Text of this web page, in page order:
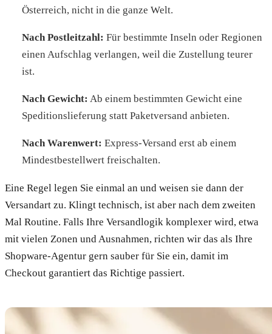
Österreich, nicht in die ganze Welt.
Nach Postleitzahl: Für bestimmte Inseln oder Regionen
einen Aufschlag verlangen, weil die Zustellung teurer
ist.
Nach Gewicht: Ab einem bestimmten Gewicht eine
Speditionslieferung statt Paketversand anbieten.
Nach Warenwert: Express-Versand erst ab einem
Mindestbestellwert freischalten.
Eine Regel legen Sie einmal an und weisen sie dann der
Versandart zu. Klingt technisch, ist aber nach dem zweiten
Mal Routine. Falls Ihre Versandlogik komplexer wird, etwa
mit vielen Zonen und Ausnahmen, richten wir das als Ihre
Shopware-Agentur gern sauber für Sie ein, damit im
Checkout garantiert das Richtige passiert.